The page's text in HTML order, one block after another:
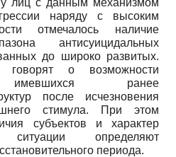
лиц с данным механизмом
наряду с высоким
отмечалось наличие
антисуицидальных
до широко развитых.
говорят о возможности
имевшихся ранее
после исчезновения
стимула. При этом
субъектов и характер
ситуации определяют
периода.